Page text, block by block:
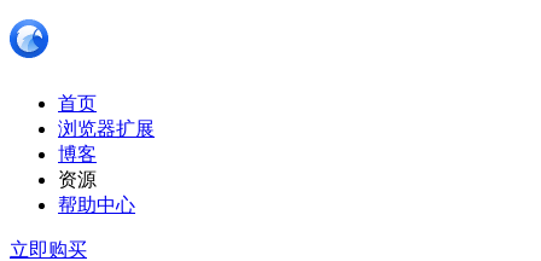
首页
浏览器扩展
博客
资源
帮助中心
立即购买